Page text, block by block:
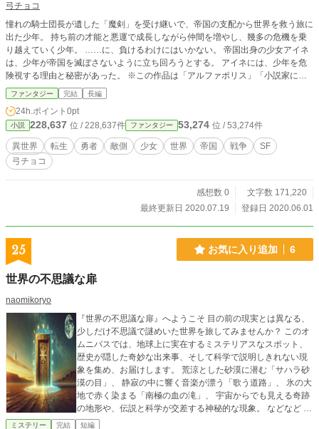
弓チョコ
憧れの騎士団長が遺した「魔剣」を受け継いで、帝国の支配から世界を救う旅に
出た少年。 持ち前の才能と悪運で成長しながら仲間を増やし、幾多の危機を乗
り越えていく少年。 ……に、負けるわけにはいかない。 帝国出身の少女アイネ
は、少年が帝国を滅ぼさないように立ち回ろうとする。 アイネには、少年を危
険視する理由と秘密があった。 ※この作品は「アルファポリス」「小説家にな
ろう」「カクヨム」にも掲載しています。
ファンタジー 完結 長編
24h.ポイント 0pt
小説 228,637 位 / 228,637件 ファンタジー 53,274 位 / 53,274件
異世界 転生 勇者 敵側 少女 世界 帝国 戦争
SF
弓チョコ
感想数 0
文字数 171,220
最終更新日 2020.07.19
登録日 2020.06.01
25 お気に入り追加 6
世界の不思議な扉
naomikoryo
『世界の不思議な扉』へようこそ 目の前の現実とは異なる、
少しだけ不思議で謎めいた世界を旅してみませんか？ このオ
ムニバスでは、地球上に実在するミステリアスなスポット、
歴史が隠した奇妙な出来事、そして科学で説明しきれない現
象を集め、お届けします。 荒涼とした砂漠に潜む「サハラ砂
漠の目」、 静寂の中に響く音楽が漂う「歌う道路」、 氷の大
地で赤く染まる「南極の血の滝」、 宇宙からでも見える奇跡
の地形や、伝説と科学が交差する神秘的な現象。 などなど た
だし、これらは全てAI(ChatGPT)にて提示された物であり、
ミステリー 完結 短編